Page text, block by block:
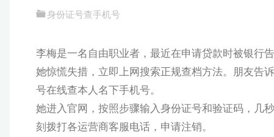
身份证号查手机号
李梅是一名自由职业者，最近在申请贷款时被银行
她惊慌失措，立即上网搜索正规查档方法。朋友告
号在线查本人名下手机号。
她进入官网，按照步骤输入身份证号和验证码，几
刻拨打各运营商客服电话，申请注销。